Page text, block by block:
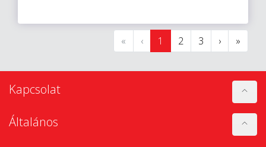
« ‹ 1 2 3 › »
Kapcsolat
Általános